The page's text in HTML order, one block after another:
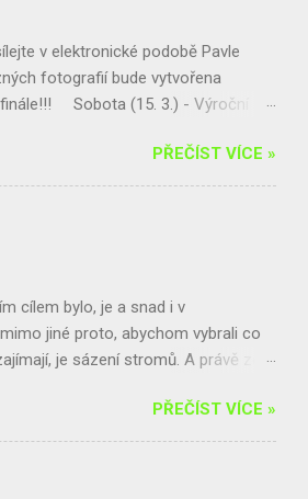
v elektronické podobě Pavle
fotografií bude vytvořena
Sobota (15. 3.) - Výroční
pro obnovu naší krajiny Přijď se
– mladší a starší kategorie
palce! ...
PŘEČÍST VÍCE »
cílem bylo, je a snad i v
jiné proto, abychom vybrali co
je sázení stromů. A právě zde
partnery jsou paní uklízečky
tuto akci nemohli organizovat.
a školní skupiny AI. Pletení
PŘEČÍST VÍCE »